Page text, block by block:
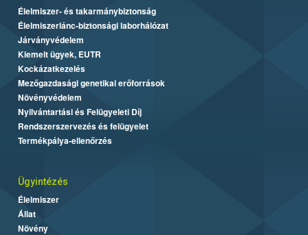
Élelmiszer- és takarmánybiztonság
Élelmiszerlánc-biztonsági laborhálózat
Járványvédelem
Kiemelt ügyek, EUTR
Kockázatkezelés
Mezőgazdasági genetikai erőforrások
Növényvédelem
Nyilvántartási és Felügyeleti Díj
Rendszerszervezés és felügyelet
Termékpálya-ellenőrzés
Ügyintézés
Élelmiszer
Állat
Növény